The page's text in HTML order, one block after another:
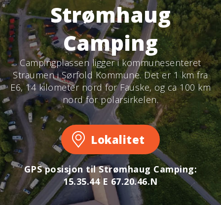
Strømhaug
Camping
Campingplassen ligger i kommunesenteret
Straumen i Sørfold Kommune. Det er 1 km fra
E6, 14 kilometer nord for Fauske, og ca 100 km
nord for polarsirkelen.
Lokalitet
GPS posisjon til Strømhaug Camping:
15.35.44 E 67.20.46.N